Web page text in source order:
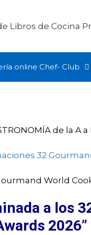
online Chef- Club
a los
2026”